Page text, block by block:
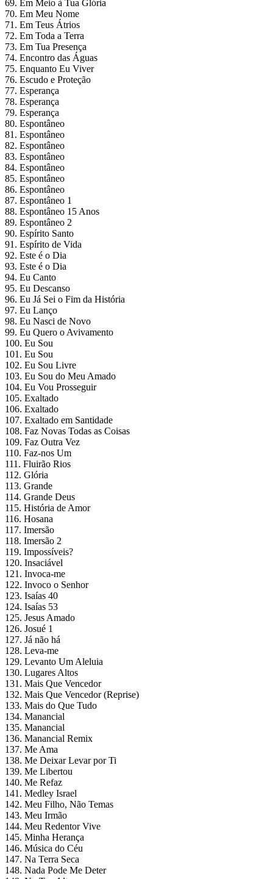
69. Em Meio à Tua Glória
70. Em Meu Nome
71. Em Teus Átrios
72. Em Toda a Terra
73. Em Tua Presença
74. Encontro das Águas
75. Enquanto Eu Viver
76. Escudo e Proteção
77. Esperança
78. Esperança
79. Esperança
80. Espontâneo
81. Espontâneo
82. Espontâneo
83. Espontâneo
84. Espontâneo
85. Espontâneo
86. Espontâneo
87. Espontâneo 1
88. Espontâneo 15 Anos
89. Espontâneo 2
90. Espírito Santo
91. Espírito de Vida
92. Este é o Dia
93. Este é o Dia
94. Eu Canto
95. Eu Descanso
96. Eu Já Sei o Fim da História
97. Eu Lanço
98. Eu Nasci de Novo
99. Eu Quero o Avivamento
100. Eu Sou
101. Eu Sou
102. Eu Sou Livre
103. Eu Sou do Meu Amado
104. Eu Vou Prosseguir
105. Exaltado
106. Exaltado
107. Exaltado em Santidade
108. Faz Novas Todas as Coisas
109. Faz Outra Vez
110. Faz-nos Um
111. Fluirão Rios
112. Glória
113. Grande
114. Grande Deus
115. História de Amor
116. Hosana
117. Imersão
118. Imersão 2
119. Impossíveis?
120. Insaciável
121. Invoca-me
122. Invoco o Senhor
123. Isaías 40
124. Isaías 53
125. Jesus Amado
126. Josué 1
127. Já não há
128. Leva-me
129. Levanto Um Aleluia
130. Lugares Altos
131. Mais Que Vencedor
132. Mais Que Vencedor (Reprise)
133. Mais do Que Tudo
134. Manancial
135. Manancial
136. Manancial Remix
137. Me Ama
138. Me Deixar Levar por Ti
139. Me Libertou
140. Me Refaz
141. Medley Israel
142. Meu Filho, Não Temas
143. Meu Irmão
144. Meu Redentor Vive
145. Minha Herança
146. Música do Céu
147. Na Terra Seca
148. Nada Pode Me Deter